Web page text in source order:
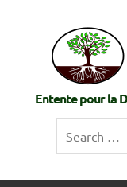
Entente pour la